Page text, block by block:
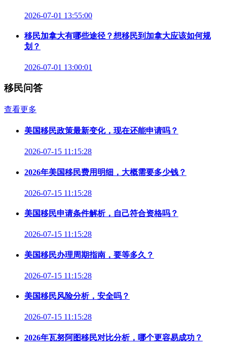
2026-07-01 13:55:00
移民加拿大有哪些途径？想移民到加拿大应该如何规
划？
2026-07-01 13:00:01
移民问答
查看更多
美国移民政策最新变化，现在还能申请吗？
2026-07-15 11:15:28
2026年美国移民费用明细，大概需要多少钱？
2026-07-15 11:15:28
美国移民申请条件解析，自己符合资格吗？
2026-07-15 11:15:28
美国移民办理周期指南，要等多久？
2026-07-15 11:15:28
美国移民风险分析，安全吗？
2026-07-15 11:15:28
2026年瓦努阿图移民对比分析，哪个更容易成功？